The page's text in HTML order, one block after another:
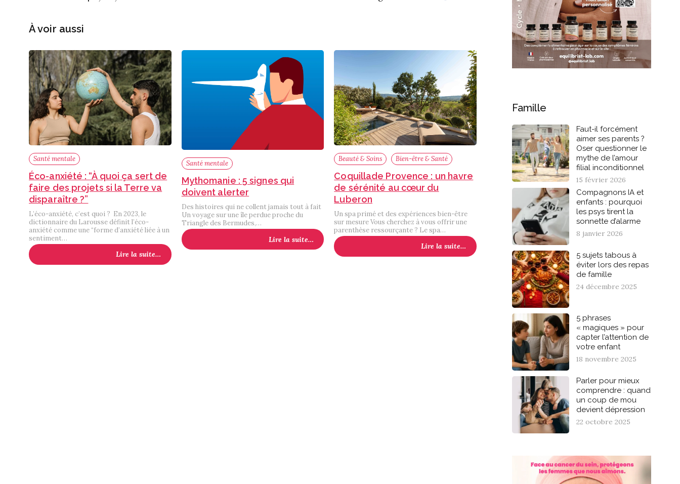
À voir aussi
Santé mentale
Éco-anxiété : “À quoi ça sert de
faire des projets si la Terre va
disparaître ?”
L’éco-anxiété, c’est quoi ? En 2023, le
dictionnaire du Larousse définit l’éco-
anxiété comme une “forme d’anxiété liée à un
sentiment…
Lire la suite…
Santé mentale
Mythomanie : 5 signes qui
doivent alerter
Des histoires qui ne collent jamais tout à fait
Un voyage sur une île perdue proche du
Triangle des Bermudes,…
Lire la suite…
Beauté & Soins Bien-être & Santé
Coquillade Provence : un havre
de sérénité au cœur du
Luberon
Un spa primé et des expériences bien-être
sur mesure Vous cherchez à vous offrir une
parenthèse ressourçante ? Le spa…
Lire la suite…
Famille
Faut-il forcément
aimer ses parents ?
Oser questionner le
mythe de l’amour
filial inconditionnel
15 février 2026
Compagnons IA et
enfants : pourquoi
les psys tirent la
sonnette d’alarme
8 janvier 2026
5 sujets tabous à
éviter lors des repas
de famille
24 décembre 2025
5 phrases
« magiques » pour
capter l’attention de
votre enfant
18 novembre 2025
Parler pour mieux
comprendre : quand
un coup de mou
devient dépression
22 octobre 2025